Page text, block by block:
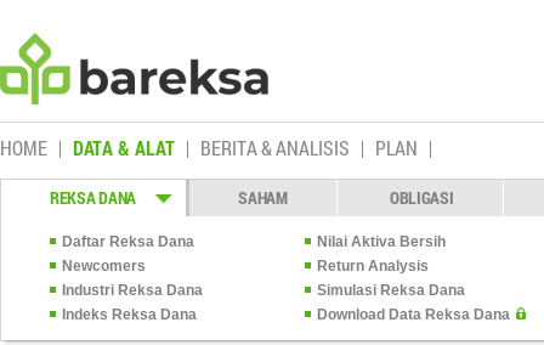
HOME DATA & ALAT BERITA & ANALISIS PLAN
REKSA DANA SAHAM OBLIGASI
Daftar Reksa Dana
Nilai Aktiva Bersih
Newcomers
Return Analysis
Industri Reksa Dana
Simulasi Reksa Dana
Indeks Reksa Dana
Download Data Reksa Dana